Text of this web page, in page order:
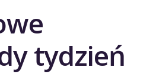
tydzień